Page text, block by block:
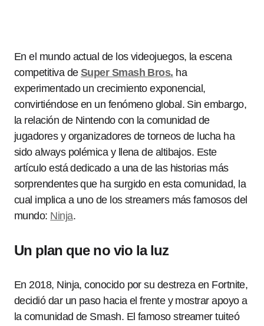
En el mundo actual de los videojuegos, la escena
competitiva de Super Smash Bros. ha
experimentado un crecimiento exponencial,
convirtiéndose en un fenómeno global. Sin embargo,
la relación de Nintendo con la comunidad de
jugadores y organizadores de torneos de lucha ha
sido always polémica y llena de altibajos. Este
artículo está dedicado a una de las historias más
sorprendentes que ha surgido en esta comunidad, la
cual implica a uno de los streamers más famosos del
mundo: Ninja.
Un plan que no vio la luz
En 2018, Ninja, conocido por su destreza en Fortnite,
decidió dar un paso hacia el frente y mostrar apoyo a
la comunidad de Smash. El famoso streamer tuiteó